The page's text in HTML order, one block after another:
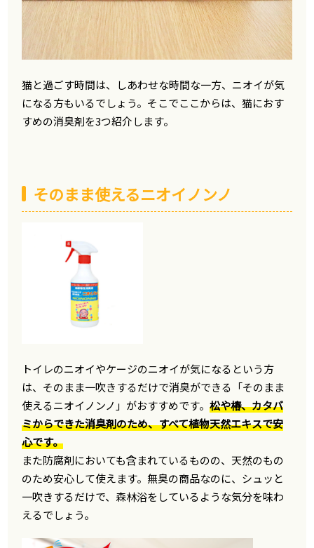
猫と過ごす時間は、しあわせな時間な一方、ニオイが気
になる方もいるでしょう。そこでここからは、猫におす
すめの消臭剤を3つ紹介します。
そのまま使えるニオイノンノ
トイレのニオイやケージのニオイが気になるという方
は、そのまま一吹きするだけで消臭ができる「そのまま
使えるニオイノンノ」がおすすめです。松や椿、カタバ
ミからできた消臭剤のため、すべて植物天然エキスで安
心です。
また防腐剤においても含まれているものの、天然のもの
のため安心して使えます。無臭の商品なのに、シュッと
一吹きするだけで、森林浴をしているような気分を味わ
えるでしょう。